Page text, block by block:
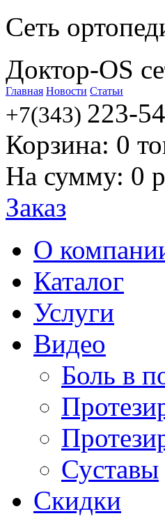
Сеть
Доктор-OS
Главная Новости Статьи
+7(343) 223-
Корзина: 0
На сумму: 0
Заказ
О
Каталог
Услуги
Видео
Боль в
Суставы
Скидки